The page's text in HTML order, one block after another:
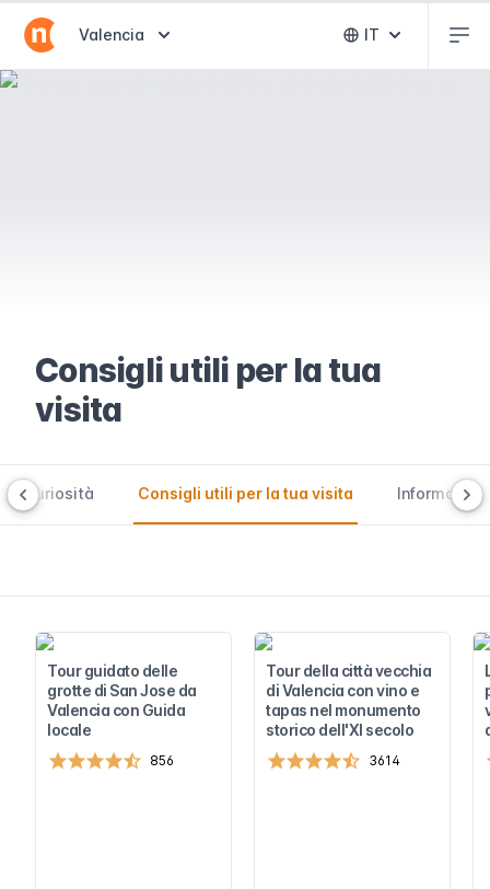
Abrir selector de destinos
Valencia Abrir selector
IT
Consigli utili per la tua
visita
Curiosità Consigli utili per la tua visita
Tour guidato delle
grotte di San Jose da
Valencia con Guida
locale
856
Tour della città vecchia
di Valencia con vino e
tapas nel monumento
storico dell'XI secolo
3614